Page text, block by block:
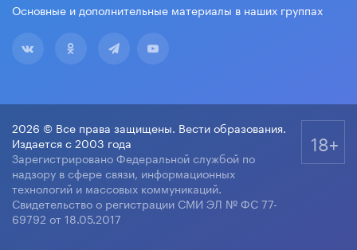
Основные и дополнительные материалы в наших группах
2026 © Все права защищены. Вести образования.
Издается с 2003 года
Зарегистрировано Федеральной службой по
надзору в сфере связи, информационных
технологий и массовых коммуникаций.
Свидетельство о регистрации СМИ ЭЛ № ФС 77-
69792 от 18.05.2017
18+